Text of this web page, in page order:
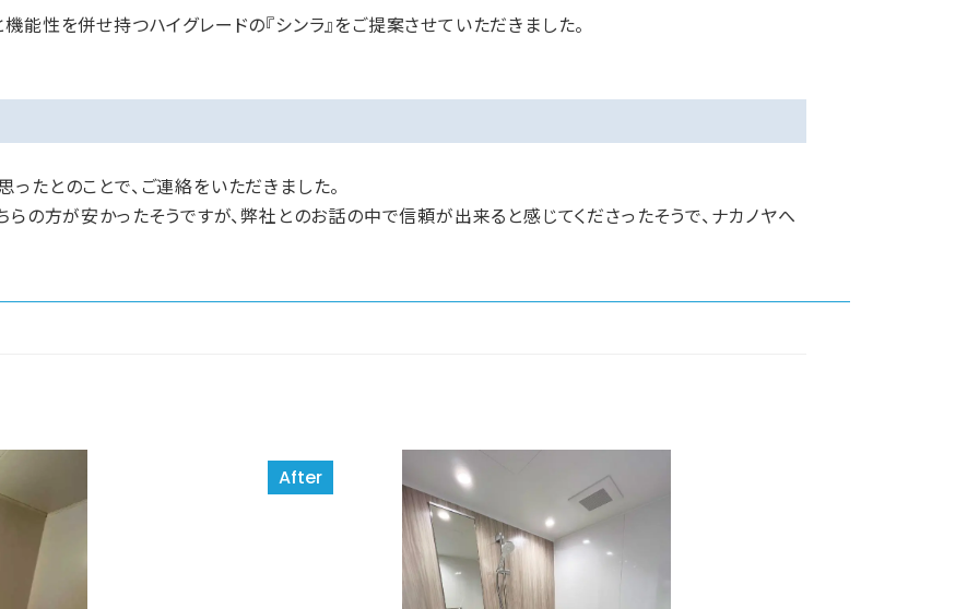
能性を併せ持つハイグレードの『シンラ』をご提案させていただきました。
たとのことで、ご連絡をいただきました。
の方が安かったそうですが、弊社とのお話の中で信頼が出来ると感じてくださったそうで、ナカノヤへ